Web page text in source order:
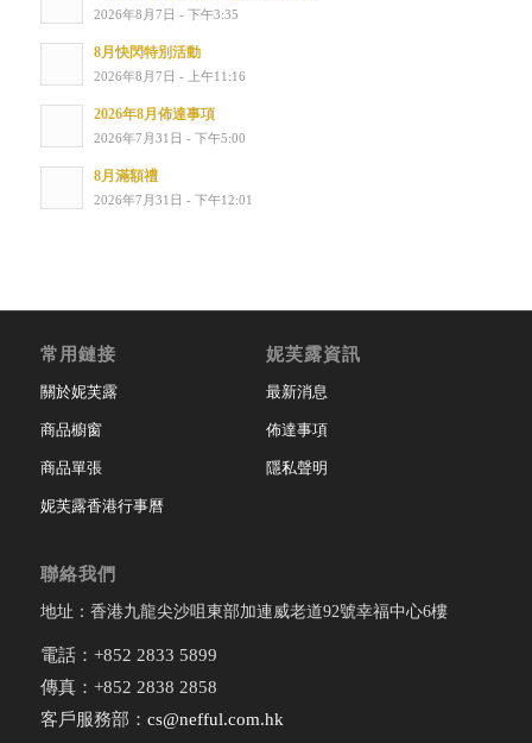
2026年8月7日 - 下午3:35
8月快閃特別活動
2026年8月7日 - 上午11:16
2026年8月佈達事項
2026年7月31日 - 下午5:00
8月滿額禮
2026年7月31日 - 下午12:01
常用鏈接
關於妮芙露
商品櫥窗
商品單張
妮芙露香港行事曆
妮芙露資訊
最新消息
佈達事項
隱私聲明
聯絡我們
地址：香港九龍尖沙咀東部加連威老道92號幸福中心6樓
電話：+852 2833 5899
傳真：+852 2838 2858
客戶服務部： cs@nefful.com.hk